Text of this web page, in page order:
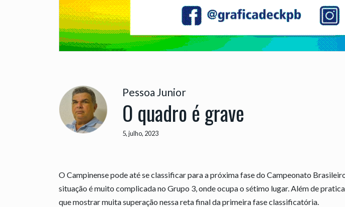
Pessoa Junior
O quadro é grave
5, julho, 2023
O Campinense pode até se classificar para a próxima fase do Campeonato
situação é muito complicada no Grupo 3, onde ocupa o sétimo lugar. Além de
que mostrar muita superação nessa reta final da primeira fase classificatória.